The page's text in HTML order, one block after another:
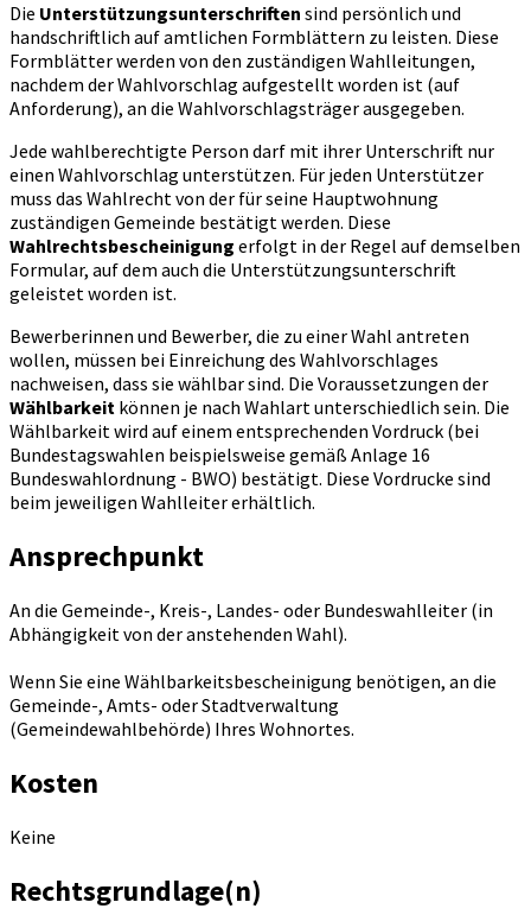
Die Unterstützungsunterschriften sind persönlich und
handschriftlich auf amtlichen Formblättern zu leisten. Diese
Formblätter werden von den zuständigen Wahlleitungen,
nachdem der Wahlvorschlag aufgestellt worden ist (auf
Anforderung), an die Wahlvorschlagsträger ausgegeben.
Jede wahlberechtigte Person darf mit ihrer Unterschrift nur
einen Wahlvorschlag unterstützen. Für jeden Unterstützer
muss das Wahlrecht von der für seine Hauptwohnung
zuständigen Gemeinde bestätigt werden. Diese
Wahlrechtsbescheinigung erfolgt in der Regel auf demselben
Formular, auf dem auch die Unterstützungsunterschrift
geleistet worden ist.
Bewerberinnen und Bewerber, die zu einer Wahl antreten
wollen, müssen bei Einreichung des Wahlvorschlages
nachweisen, dass sie wählbar sind. Die Voraussetzungen der
Wählbarkeit können je nach Wahlart unterschiedlich sein. Die
Wählbarkeit wird auf einem entsprechenden Vordruck (bei
Bundestagswahlen beispielsweise gemäß Anlage 16
Bundeswahlordnung - BWO) bestätigt. Diese Vordrucke sind
beim jeweiligen Wahlleiter erhältlich.
Ansprechpunkt
An die Gemeinde-, Kreis-, Landes- oder Bundeswahlleiter (in
Abhängigkeit von der anstehenden Wahl).
Wenn Sie eine Wählbarkeitsbescheinigung benötigen, an die
Gemeinde-, Amts- oder Stadtverwaltung
(Gemeindewahlbehörde) Ihres Wohnortes.
Kosten
Keine
Rechtsgrundlage(n)